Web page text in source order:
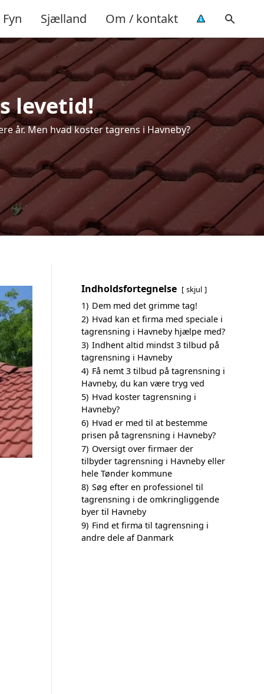
Fyn Sjælland Om / kontakt
levetid!
år. Men hvad koster tagrens i Havneby?
Indholdsfortegnelse skjul
1) Dem med det grimme tag!
2) Hvad kan et firma med speciale i
tagrensning i Havneby hjælpe med?
3) Indhent altid mindst 3 tilbud på
tagrensning i Havneby
4) Få nemt 3 tilbud på tagrensning i
Havneby, du kan være tryg ved
5) Hvad koster tagrensning i
Havneby?
6) Hvad er med til at bestemme
prisen på tagrensning i Havneby?
7) Oversigt over firmaer der
tilbyder tagrensning i Havneby eller
hele Tønder kommune
8) Søg efter en professionel til
tagrensning i de omkringliggende
byer til Havneby
9) Find et firma til tagrensning i
andre dele af Danmark